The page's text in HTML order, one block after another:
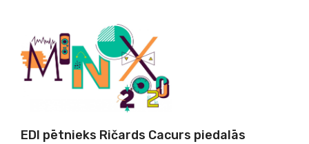
EDI pētnieks Ričards Cacurs piedalās